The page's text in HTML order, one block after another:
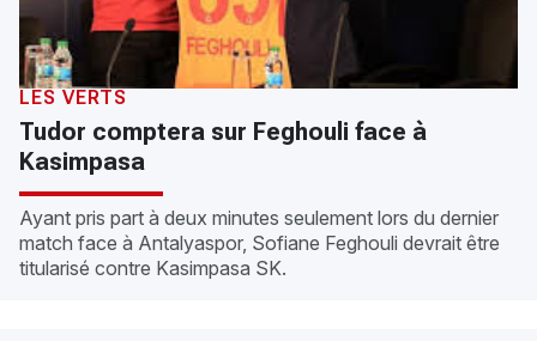
LES VERTS
Tudor comptera sur Feghouli face à
Kasimpasa
Ayant pris part à deux minutes seulement lors du dernier
match face à Antalyaspor, Sofiane Feghouli devrait être
titularisé contre Kasimpasa SK.